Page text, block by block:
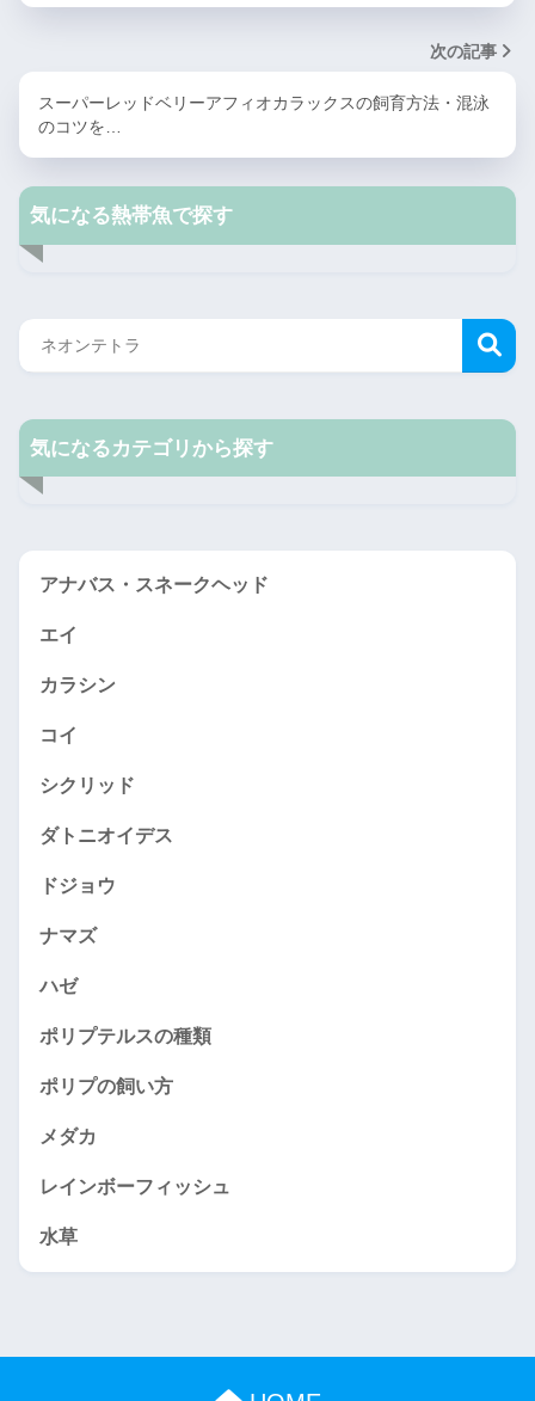
次の記事
スーパーレッドベリーアフィオカラックスの飼育方法・混泳
のコツを…
気になる熱帯魚で探す
気になるカテゴリから探す
アナバス・スネークヘッド
エイ
カラシン
コイ
シクリッド
ダトニオイデス
ドジョウ
ナマズ
ハゼ
ポリプテルスの種類
ポリプの飼い方
メダカ
レインボーフィッシュ
水草